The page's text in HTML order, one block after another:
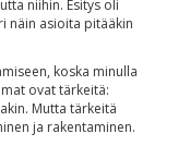
niihin. Esitys oli
näin asioita pitääkin
koska minulla
ovat tärkeitä:
Mutta tärkeitä
ja rakentaminen.